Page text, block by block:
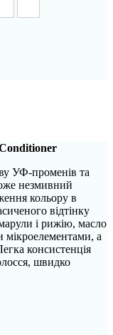
УФ-променів та
незмивний
кольору в
відтінку
і рижію, масло
а
консистенція
швидко